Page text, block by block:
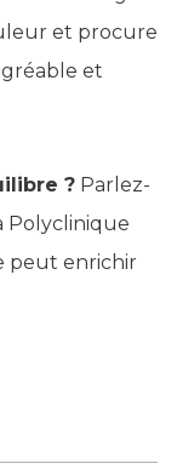
et procure
et
? Parlez-
Polyclinique
peut enrichir